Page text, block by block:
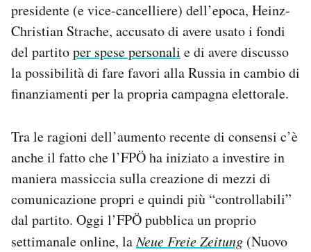
presidente (e vice-cancelliere) dell’epoca, Heinz-
Christian Strache, accusato di avere usato i fondi
del partitoper spese personali e di avere discusso
la possibilità di fare favori alla Russia in cambio di
finanziamenti per la propria campagna elettorale.
Tra le ragioni dell’aumento recente di consensi c’è
anche il fatto che l’FPÖ ha iniziato a investire in
maniera massiccia sulla creazione di mezzi di
comunicazione propri e quindi più “controllabili”
dal partito. Oggi l’FPÖ pubblica un proprio
settimanale online, laNeue Freie Zeitung (Nuovo